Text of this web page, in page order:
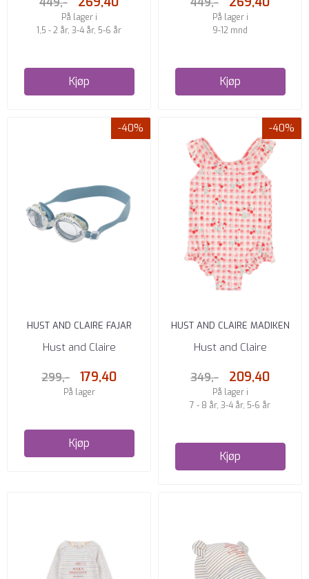
På lager i
1,5 - 2 år, 3-4 år, 5-6 år
Kjøp
På lager i
9-12 mnd
Kjøp
-40%
HUST AND CLAIRE FAJAR
SVØMMEBRILLER MED HAI
Hust and Claire
299,- 179,40
På lager
Kjøp
-40%
HUST AND CLAIRE MADIKEN
BADEDRAKT IVORY
Hust and Claire
349,- 209,40
På lager i
7 - 8 år, 3-4 år, 5-6 år
Kjøp